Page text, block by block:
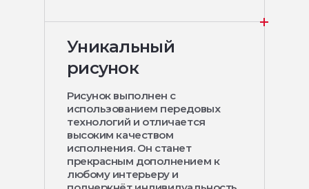
Уникальный
рисунок
Рисунок выполнен с
использованием передовых
технологий и отличается
высоким качеством
исполнения. Он станет
прекрасным дополнением к
любому интерьеру и